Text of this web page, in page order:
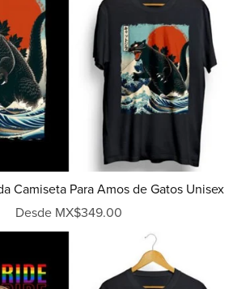
Camiseta Para Amos de Gatos Unisex
Desde MX$349.00